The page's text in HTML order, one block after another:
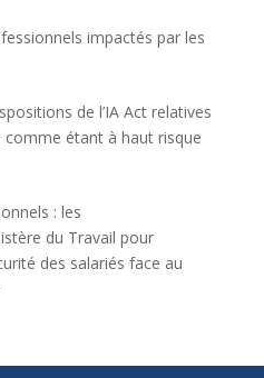
impactés par les
de l’IA Act relatives
comme étant à haut risque
: les
du Travail pour
des salariés face au